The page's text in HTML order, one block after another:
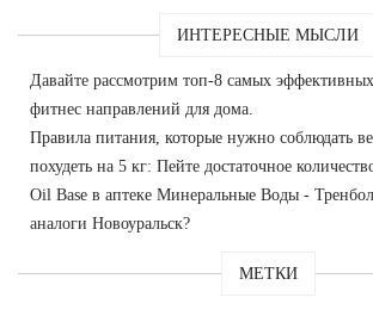
ИНТЕРЕСНЫЕ МЫСЛИ
Давайте рассмотрим топ-8 самых
фитнес направлений для дома.
Правила питания, которые нужно соблюдать
похудеть на 5 кг: Пейте достаточное
Oil Base в аптеке Минеральные Воды -
аналоги Новоуральск?
МЕТКИ